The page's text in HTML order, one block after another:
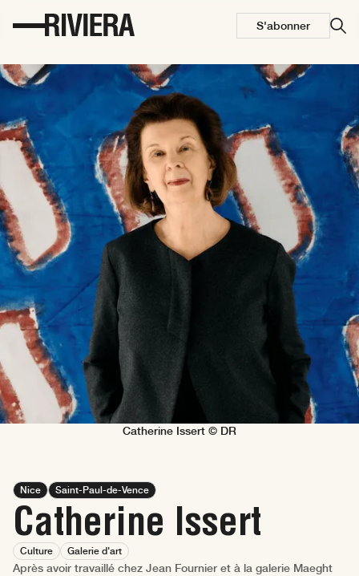
S'abonner
Nice Saint-Paul-de-Vence
Catherine Issert
Culture Galerie d'art
Après avoir travaillé chez Jean Fournier et à la galerie Maeght
Catherine Issert © DR